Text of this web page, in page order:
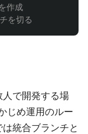
作成
を切る
で開発する場
じめ運用のルー
統合ブランチと